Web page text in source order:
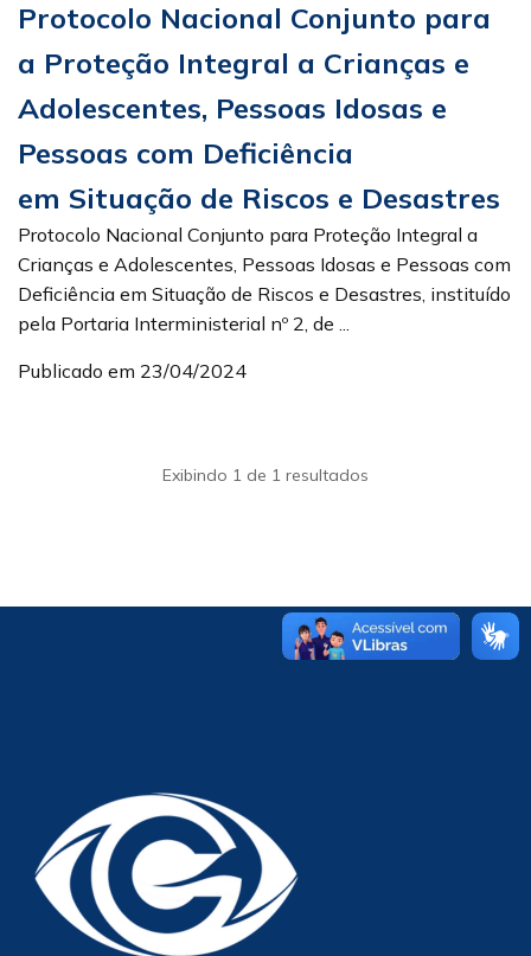
Protocolo Nacional Conjunto para
a Proteção Integral a Crianças e
Adolescentes, Pessoas Idosas e
Pessoas com Deficiência
em Situação de Riscos e Desastres
Protocolo Nacional Conjunto para Proteção Integral a
Crianças e Adolescentes, Pessoas Idosas e Pessoas com
Deficiência em Situação de Riscos e Desastres, instituído
pela Portaria Interministerial nº 2, de ...
Publicado em 23/04/2024
Exibindo 1 de 1 resultados